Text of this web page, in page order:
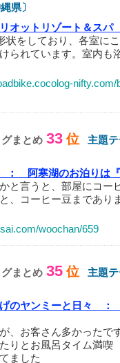
県〕
オットリゾート＆ス
状をしており、各室に
られています。室内も
nifty.com/
まとめ 33 位
主題
：
阿寒湖のお泊りは
と言うと、部屋にコー
、コーヒー豆まであり
woochan/659
まとめ 35 位
主題
のヤンミーと日々 ：
、お客さん多かったで
りとお風呂タイム満
ました